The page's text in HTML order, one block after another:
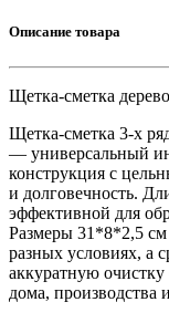
Описание товара
Щетка-сметка
Щетка-сметка 3-х
— универсальный
конструкция с
и долговечность.
эффективной для
Размеры 31*8*2,5 см
разных условиях, а
аккуратную
дома, производства